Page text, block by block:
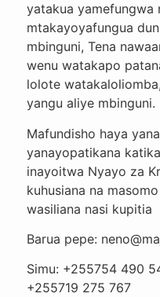
yatakua yamefungwa
mtakayoyafungua
mbinguni, Tena
wenu watakapo
lolote
yangu aliye mbinguni.
Mafundisho haya
yanayopatikana
inayoitwa Nyayo za
kuhusiana na
wasiliana nasi kupitia
Barua pepe:
Simu: +255754 490
+255719 275 767